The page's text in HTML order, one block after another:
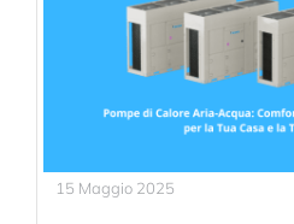
15 Maggio 2025